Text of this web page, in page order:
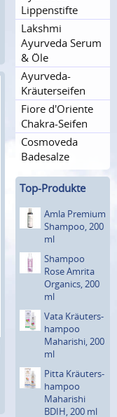
Lippenstifte
Lakshmi
Ayurveda Serum
& Öle
Ayurveda-
Kräutersei­fen
Fiore d'Oriente
Chakra-Seifen
Cosmoveda
Badesalze
Top-Produkte
Amla Premium
Shampoo, 200
ml
Shampoo
Rose Amrita
Organics, 200
ml
Vata Kräuters­
hampoo
Maharishi, 200
ml
Pitta Kräuters­
hampoo
Maharishi
BDIH, 200 ml